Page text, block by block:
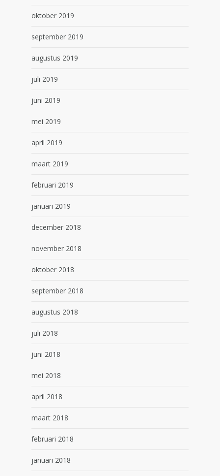
oktober 2019
september 2019
augustus 2019
juli 2019
juni 2019
mei 2019
april 2019
maart 2019
februari 2019
januari 2019
december 2018
november 2018
oktober 2018
september 2018
augustus 2018
juli 2018
juni 2018
mei 2018
april 2018
maart 2018
februari 2018
januari 2018